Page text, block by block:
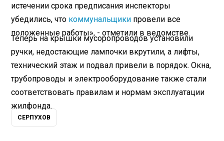
истечении срока предписания инспекторы
убедились, что коммунальщики провели все
положенные работы», - отметили в ведомстве.
Теперь на крышки мусоропроводов установили
ручки, недостающие лампочки вкрутили, а лифты,
технический этаж и подвал привели в порядок. Окна,
трубопроводы и электрооборудование также стали
соответствовать правилам и нормам эксплуатации
жилфонда.
СЕРПУХОВ